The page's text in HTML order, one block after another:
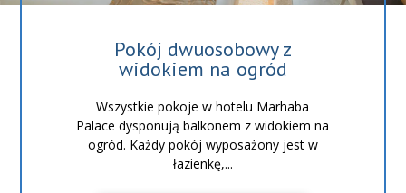
Pokój dwuosobowy z
widokiem na ogród
Wszystkie pokoje w hotelu Marhaba
Palace dysponują balkonem z widokiem na
ogród. Każdy pokój wyposażony jest w
łazienkę,...